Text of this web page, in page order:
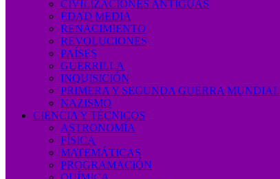
CIVILIZACIONES ANTIGUAS
EDAD MEDIA
RENACIMIENTO
REVOLUCIONES
PAÍSES
GUERRILLA
INQUISICIÓN
PRIMERA Y SEGUNDA GUERRA MUNDIAL
NAZISMO
CIENCIA Y TÉCNICOS
ASTRONOMÍA
FÍSICA
MATEMÁTICAS
PROGRAMACIÓN